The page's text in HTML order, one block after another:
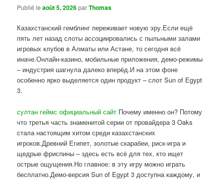
Publié leaoût 5, 2026parThomas
Казахстанский гемблинг переживает новую эру.Если ещё
пять лет назад слоты ассоциировались с пыльными залами
игровых клубов в Алматы или Астане, то сегодня всё
иначе.Онлайн-казино, мобильные приложения, демо-режимы
– индустрия шагнула далеко вперёд.И на этом фоне
особенно ярко выделяется один продукт – слот Sun of Egypt
3.
султан геймс официальный сайт Почему именно он? Потому
что третья часть знаменитой серии от провайдера 3 Oaks
стала настоящим хитом среди казахстанских
игроков.Древний Египет, золотые скарабеи, риск-игра и
щедрые фриспины – здесь есть всё для тех, кто ищет
острые ощущения.Но главное: в эту игру можно играть
бесплатно.Демо-версия Sun of Egypt 3 доступна каждому, и